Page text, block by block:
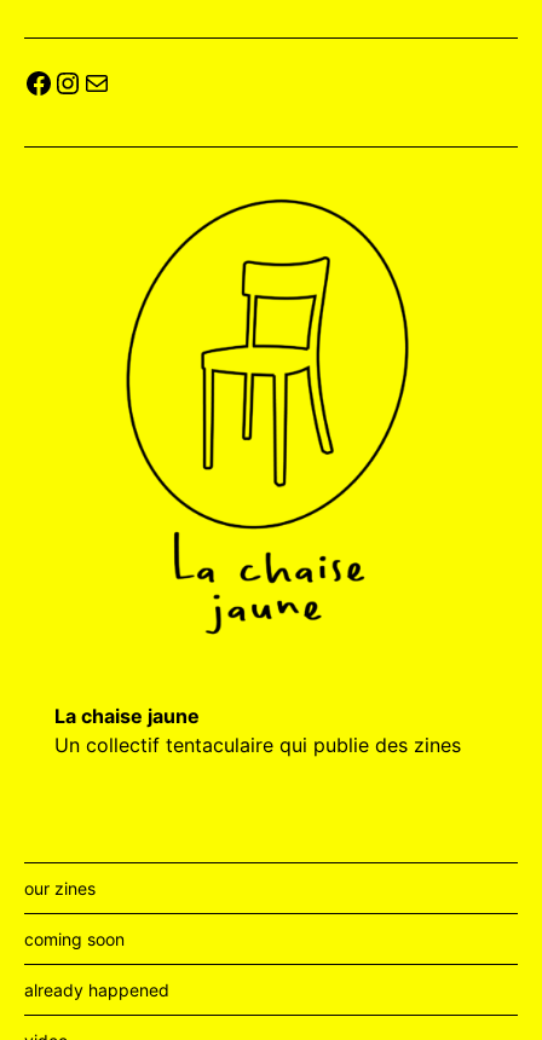
La chaise jaune
Un collectif tentaculaire qui publie des zines
our zines
coming soon
already happened